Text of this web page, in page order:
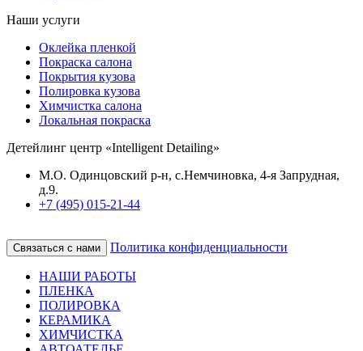
Наши услуги
Оклейка пленкой
Покраска салона
Покрытия кузова
Полировка кузова
Химчистка салона
Локальная покраска
Детейлинг центр «Intelligent Detailing»
М.О. Одинцовский р-н, с.Немчиновка, 4-я Запрудная,
д.9.
+7 (495) 015-21-44
Связаться с нами Политика конфиденциальности
НАШИ РАБОТЫ
ПЛЕНКА
ПОЛИРОВКА
КЕРАМИКА
ХИМЧИСТКА